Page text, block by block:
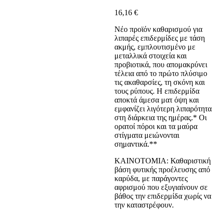
16,16 €
Νέο προϊόν καθαρισμού για
λιπαρές επιδερμίδες με τάση
ακμής, εμπλουτισμένο με
μεταλλικά στοιχεία και
προβιοτικά, που απομακρύνει
τέλεια από το πρώτο πλύσιμο
τις ακαθαρσίες, τη σκόνη και
τους ρύπους. Η επιδερμίδα
αποκτά άμεσα ματ όψη και
εμφανίζει λιγότερη λιπαρότητα
στη διάρκεια της ημέρας.* Οι
ορατοί πόροι και τα μαύρα
στίγματα μειώνονται
σημαντικά.**
ΚΑΙΝΟΤΟΜΙΑ: Καθαριστική
βάση φυτικής προέλευσης από
καρύδα, με παράγοντες
αφρισμού που εξυγιαίνουν σε
βάθος την επιδερμίδα χωρίς να
την καταστρέφουν.